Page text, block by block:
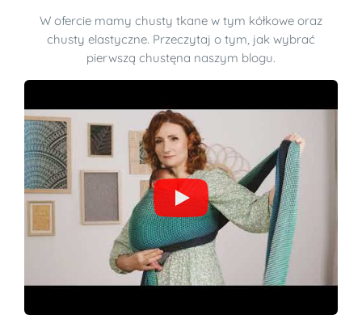
W ofercie mamy chusty tkane w tym kółkowe oraz
chusty elastyczne. Przeczytaj o tym, jak wybrać
pierwszą chustęna naszym blogu.